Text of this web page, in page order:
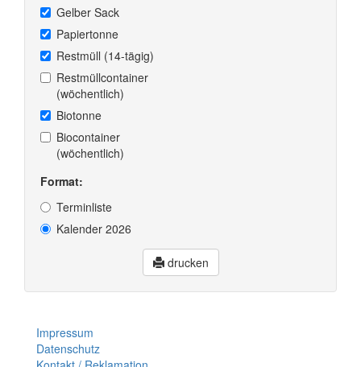
Gelber Sack
Papiertonne
Restmüll (14-tägig)
Restmüllcontainer
(wöchentlich)
Biotonne
Biocontainer
(wöchentlich)
Format:
Terminliste
Kalender 2026
drucken
Impressum
Datenschutz